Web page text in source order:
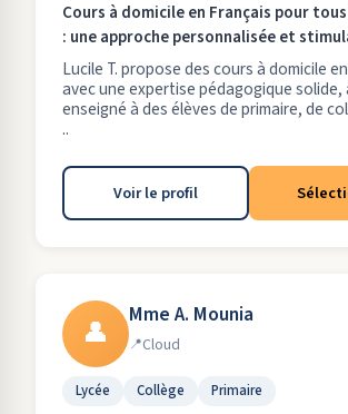
Cours à domicile en Français pour
: une approche personnalisée et
Lucile T. propose des cours à domicile
avec une expertise pédagogique solide,
enseigné à des élèves de primaire, de
..
Voir le profil
👤 Mme A. Mounia
Cloud
Lycée Collège Primaire